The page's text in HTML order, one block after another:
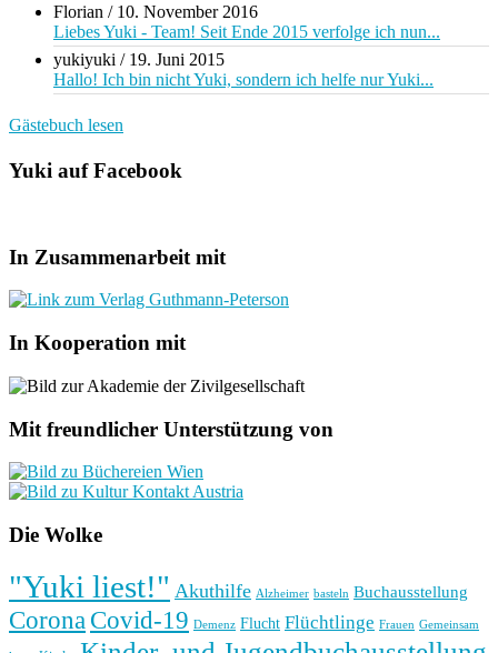
Florian / 10. November 2016
Liebes Yuki - Team! Seit Ende 2015 verfolge ich nun...
yukiyuki / 19. Juni 2015
Hallo! Ich bin nicht Yuki, sondern ich helfe nur Yuki...
Gästebuch lesen
Yuki auf Facebook
In Zusammenarbeit mit
In Kooperation mit
Mit freundlicher Unterstützung von
Die Wolke
"Yuki liest!" Akuthilfe Alzheimer basteln Buchausstellung
Corona Covid-19 Demenz Flucht Flüchtlinge Frauen Gemeinsam